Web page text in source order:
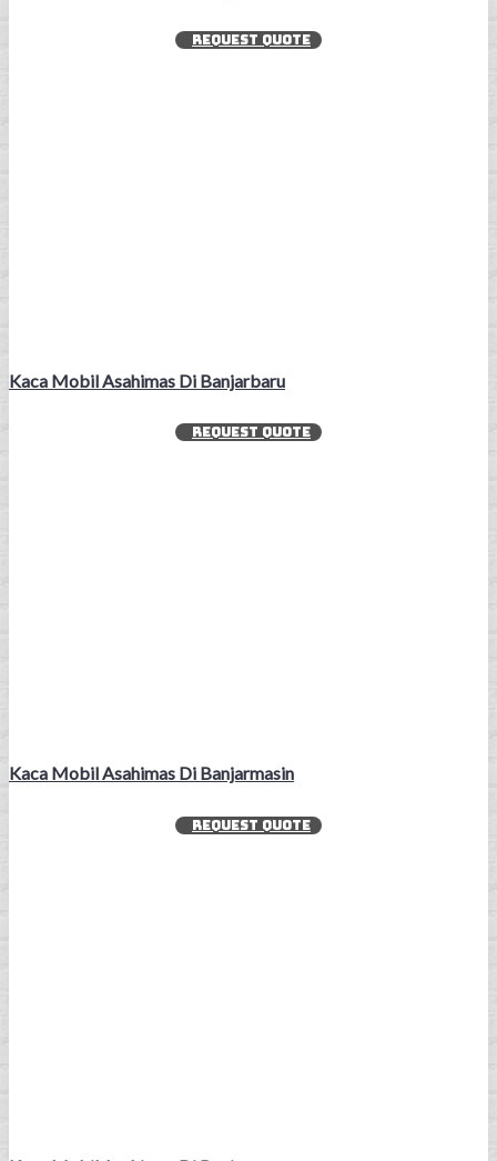
REQUEST QUOTE
Kaca Mobil Asahimas Di Banjarbaru
REQUEST QUOTE
Kaca Mobil Asahimas Di Banjarmasin
REQUEST QUOTE